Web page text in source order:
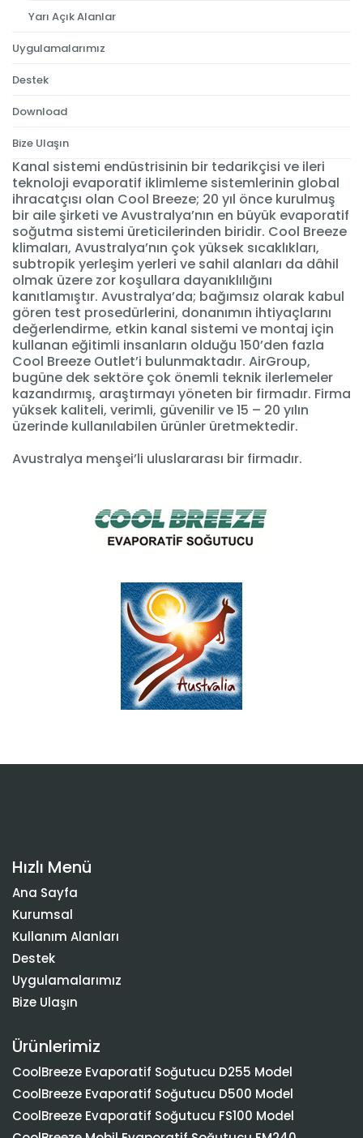
Kanal sistemi endüstrisinin bir tedarikçisi ve ileri
teknoloji evaporatif iklimleme sistemlerinin global
ihracatçısı olan Cool Breeze; 20 yıl önce kurulmuş
bir aile şirketi ve Avustralya’nın en büyük evaporatif
soğutma sistemi üreticilerinden biridir. Cool Breeze
klimaları, Avustralya’nın çok yüksek sıcaklıkları,
subtropik yerleşim yerleri ve sahil alanları da dâhil
olmak üzere zor koşullara dayanıklılığını
kanıtlamıştır. Avustralya’da; bağımsız olarak kabul
gören test prosedürlerini, donanımın ihtiyaçlarını
değerlendirme, etkin kanal sistemi ve montaj için
kullanan eğitimli insanların olduğu 150’den fazla
Cool Breeze Outlet’i bulunmaktadır. AirGroup,
bugüne dek sektöre çok önemli teknik ilerlemeler
kazandırmış, araştırmayı yöneten bir firmadır. Firma
yüksek kaliteli, verimli, güvenilir ve 15 – 20 yılın
üzerinde kullanılabilen ürünler üretmektedir.
Avustralya menşei’li uluslararası bir firmadır.
Yarı Açık Alanlar
Uygulamalarımız
Destek
Download
Bize Ulaşın
Hızlı Menü
Ana Sayfa
Kurumsal
Kullanım Alanları
Destek
Uygulamalarımız
Bize Ulaşın
Ürünlerimiz
CoolBreeze Evaporatif Soğutucu D255 Model
CoolBreeze Evaporatif Soğutucu D500 Model
CoolBreeze Evaporatif Soğutucu FS100 Model